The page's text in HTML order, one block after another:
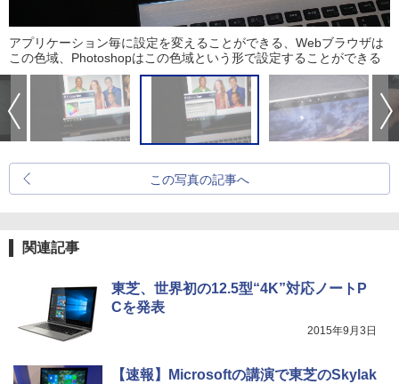
アプリケーション毎に設定を変えることができる、Webブラウザは
この色域、Photoshopはこの色域という形で設定することができる
この写真の記事へ
関連記事
東芝、世界初の12.5型“4K”対応ノートP
Cを発表
2015年9月3日
【速報】Microsoftの講演で東芝のSkylak